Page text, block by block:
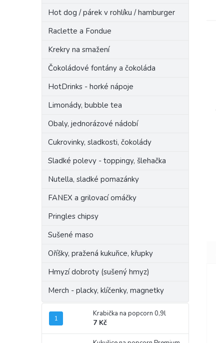
Hot dog / párek v rohlíku / hamburger
Raclette a Fondue
Krekry na smažení
Čokoládové fontány a čokoláda
HotDrinks - horké nápoje
Limonády, bubble tea
Obaly, jednorázové nádobí
Cukrovinky, sladkosti, čokolády
Sladké polevy - toppingy, šlehačka
Nutella, sladké pomazánky
FANEX a grilovací omáčky
Pringles chipsy
Sušené maso
Oříšky, pražená kukuřice, křupky
Hmyzí dobroty (sušený hmyz)
Merch - placky, klíčenky, magnetky
Krabička na popcorn 0,9l
7 Kč